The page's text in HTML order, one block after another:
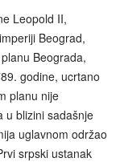
Leopold II,
Beograd,
Beograda,
godine, ucrtano
planu nije
u blizini sadašnje
uglavnom održao
srpski ustanak